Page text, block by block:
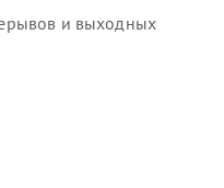
и выходных